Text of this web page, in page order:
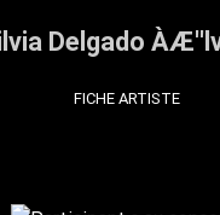
Delgado
FICHE ARTISTE